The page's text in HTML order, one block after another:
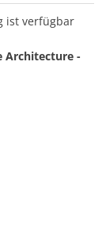
ist verfügbar
Architecture -